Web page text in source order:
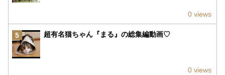
0 views
5 超有名猫ちゃん『まる』の総集編動画♡
0 views